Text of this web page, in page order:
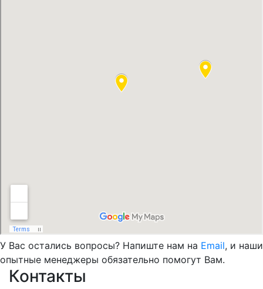
У Вас остались вопросы? Напиште нам на Email, и наши
опытные менеджеры обязательно помогут Вам.
Контакты